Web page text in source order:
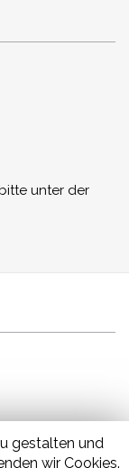
unter der
gestalten und
wir Cookies.